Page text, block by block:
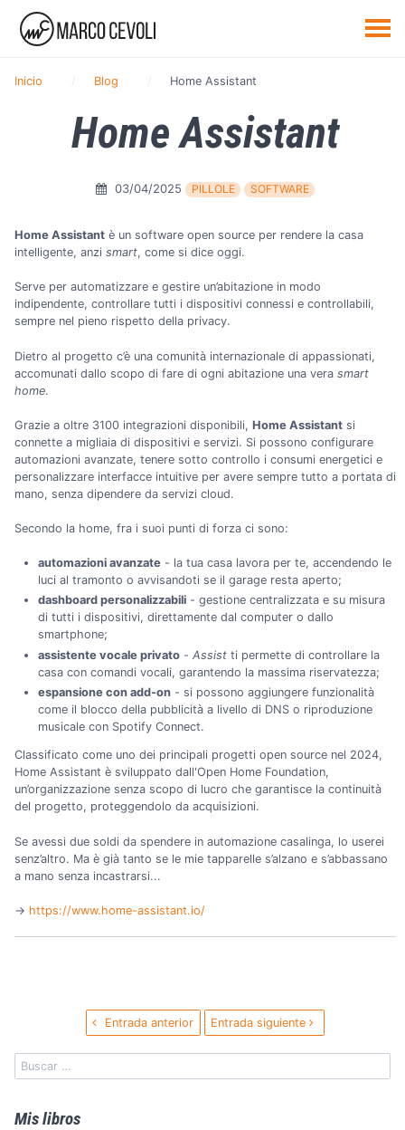
Inicio Blog Home Assistant
Home Assistant
03/04/2025 PILLOLE SOFTWARE
Home Assistant è un software open source per rendere la casa
intelligente, anzi smart, come si dice oggi.
Serve per automatizzare e gestire un’abitazione in modo
indipendente, controllare tutti i dispositivi connessi e controllabili,
sempre nel pieno rispetto della privacy.
Dietro al progetto c’è una comunità internazionale di appassionati,
accomunati dallo scopo di fare di ogni abitazione una vera smart
home.
Grazie a oltre 3100 integrazioni disponibili, Home Assistant si
connette a migliaia di dispositivi e servizi. Si possono configurare
automazioni avanzate, tenere sotto controllo i consumi energetici e
personalizzare interfacce intuitive per avere sempre tutto a portata di
mano, senza dipendere da servizi cloud.
Secondo la home, fra i suoi punti di forza ci sono:
automazioni avanzate- la tua casa lavora per te, accendendo le
luci al tramonto o avvisandoti se il garage resta aperto;
dashboard personalizzabili- gestione centralizzata e su misura
di tutti i dispositivi, direttamente dal computer o dallo
smartphone;
assistente vocale privato- Assistti permette di controllare la
casa con comandi vocali, garantendo la massima riservatezza;
espansione con add-on- si possono aggiungere funzionalità
come il blocco della pubblicità a livello di DNS o riproduzione
musicale con Spotify Connect.
Classificato come uno dei principali progetti open source nel 2024,
Home Assistant è sviluppato dall'Open Home Foundation,
un’organizzazione senza scopo di lucro che garantisce la continuità
del progetto, proteggendolo da acquisizioni.
Se avessi due soldi da spendere in automazione casalinga, lo userei
senz’altro. Ma è già tanto se le mie tapparelle s’alzano e s’abbassano
a mano senza incastrarsi...
→️ https://www.home-assistant.io/
Entrada anterior Entrada siguiente
Mis libros